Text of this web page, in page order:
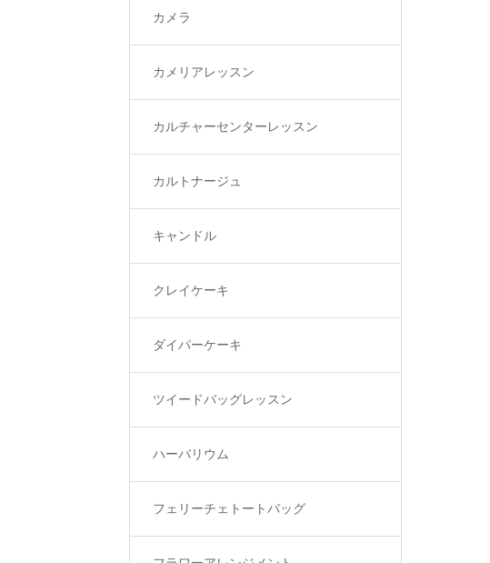
カメラ
カメリアレッスン
カルチャーセンターレッスン
カルトナージュ
キャンドル
クレイケーキ
ダイパーケーキ
ツイードバッグレッスン
ハーバリウム
フェリーチェトートバッグ